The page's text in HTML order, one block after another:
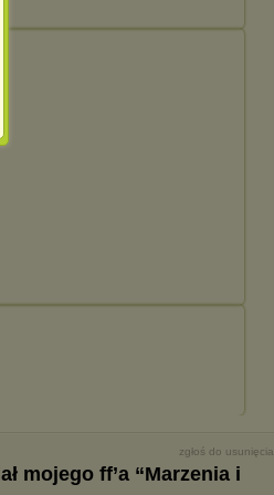
zgłoś do usunięcia
mojego ff’a “Marzenia i